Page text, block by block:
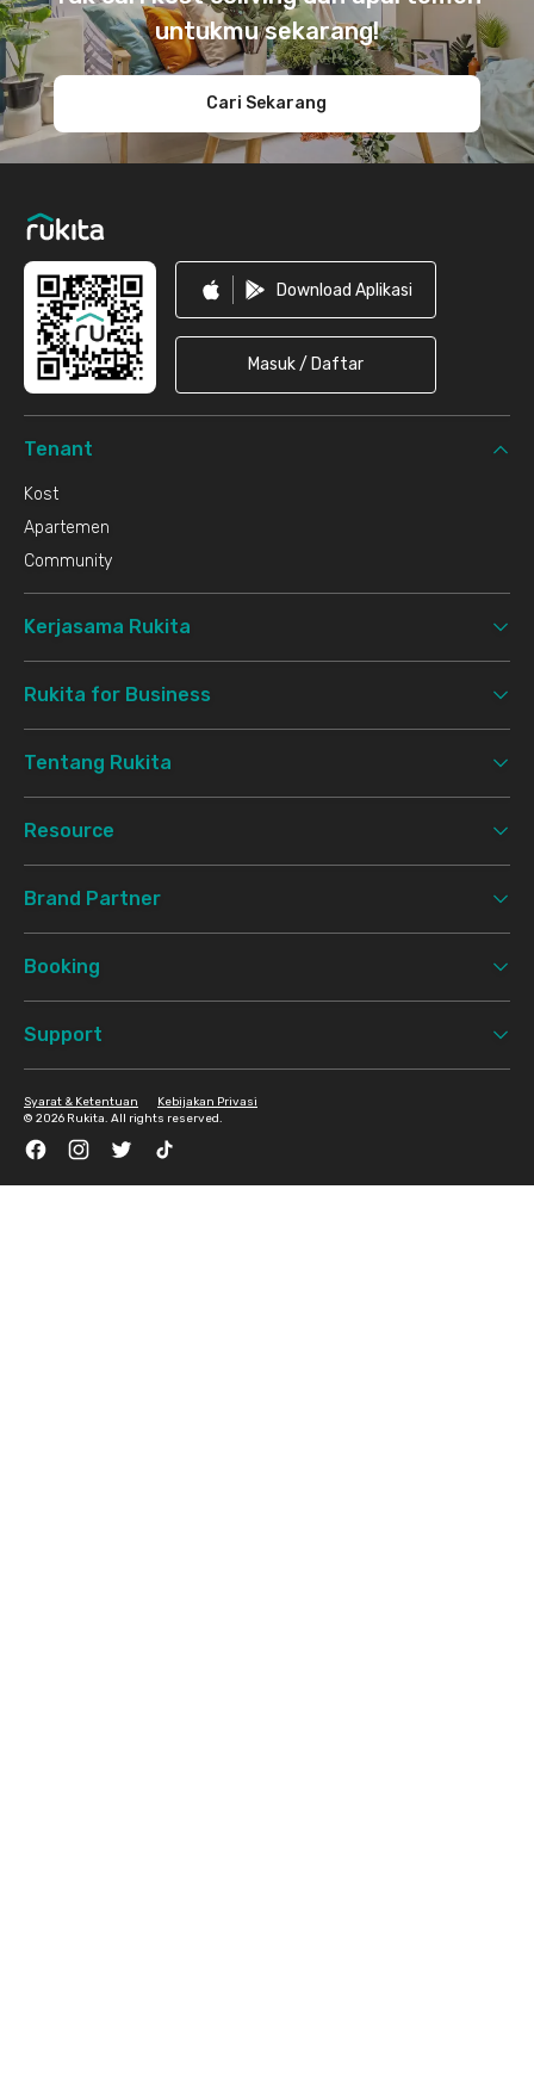
untukmu sekarang!
Cari Sekarang
Download Aplikasi
Masuk / Daftar
Tenant
Kost
Apartemen
Community
Kerjasama Rukita
Rukita for Business
Tentang Rukita
Resource
Brand Partner
Booking
Support
© 2026 Rukita. All rights reserved.
Syarat & Ketentuan Kebijakan Privasi
FacebookInstagramTwitter TikTok